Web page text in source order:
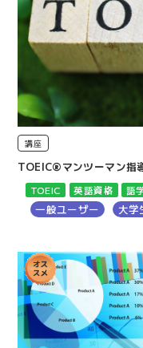
講座
TOEIC®マンツーマン指
TOEIC 英語資格 語
一般ユーザー
大学